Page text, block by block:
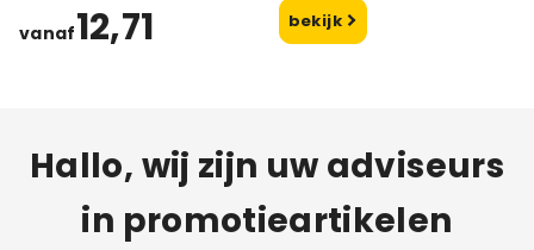
vanaf12,71 bekijk
Hallo, wij zijn uw adviseurs
in promotieartikelen